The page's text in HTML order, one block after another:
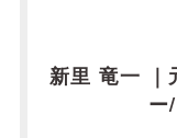
新里 竜一 ｜
ー